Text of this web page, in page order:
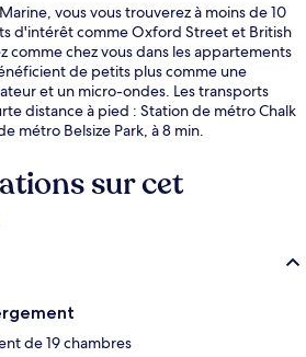
vous vous trouverez à moins de 10
d'intérêt comme Oxford Street et British
comme chez vous dans les appartements
de petits plus comme une
et un micro-ondes. Les transports
distance à pied : Station de métro Chalk
métro Belsize Park, à 8 min.
sur cet
de 19 chambres